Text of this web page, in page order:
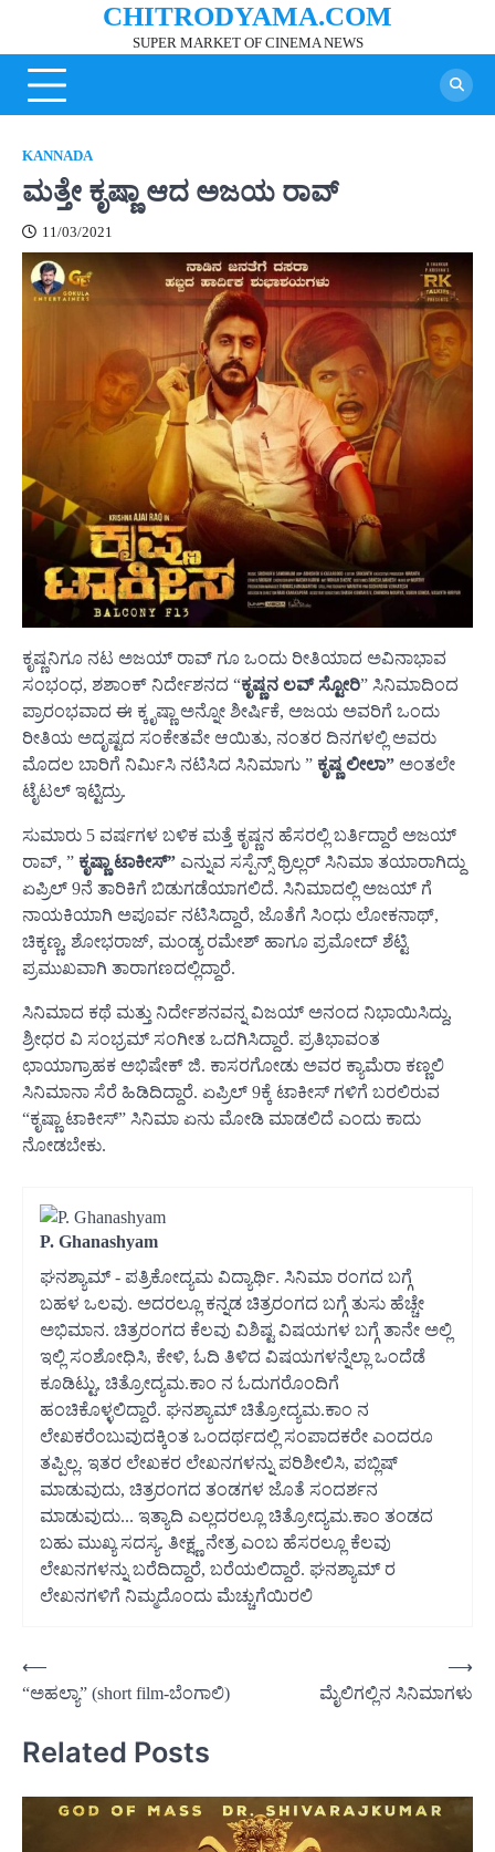
content
CHITRODYAMA.COM
SUPER MARKET OF CINEMA NEWS
KANNADA
ಮತ್ತೇ ಕೃಷ್ಣಾ ಆದ ಅಜಯ ರಾವ್
11/03/2021
ಕೃಷ್ಣನಿಗೂ ನಟ ಅಜಯ್ ರಾವ್ ಗೂ ಒಂದು ರೀತಿಯಾದ ಅವಿನಾಭಾವ
ಸಂಭಂಧ, ಶಶಾಂಕ್ ನಿರ್ದೇಶನದ “ಕೃಷ್ಣನ ಲವ್ ಸ್ಟೋರಿ” ಸಿನಿಮಾದಿಂದ
ಪ್ರಾರಂಭವಾದ ಈ ಕ್ಕೃಷ್ಣಾ ಅನ್ನೋ ಶೀರ್ಷಿಕೆ, ಅಜಯ ಅವರಿಗೆ ಒಂದು
ರೀತಿಯ ಅದೃಷ್ಟದ ಸಂಕೇತವೇ ಆಯಿತು, ನಂತರ ದಿನಗಳಲ್ಲಿ ಅವರು
ಮೊದಲ ಬಾರಿಗೆ ನಿರ್ಮಿಸಿ ನಟಿಸಿದ ಸಿನಿಮಾಗು ” ಕೃಷ್ಣ ಲೀಲಾ” ಅಂತಲೇ
ಟೈಟಲ್ ಇಟ್ಟಿದ್ರು.
ಸುಮಾರು 5 ವರ್ಷಗಳ ಬಳಿಕ ಮತ್ತೆ ಕೃಷ್ಣನ ಹೆಸರಲ್ಲಿ ಬರ್ತಿದ್ದಾರೆ ಅಜಯ್
ರಾವ್, ” ಕೃಷ್ಣಾ ಟಾಕೀಸ್” ಎನ್ನುವ ಸಸ್ಪೆನ್ಸ್ ಥ್ರಿಲ್ಲರ್ ಸಿನಿಮಾ ತಯಾರಾಗಿದ್ದು
ಏಪ್ರಿಲ್ 9ನೆ ತಾರಿಕಿಗೆ ಬಿಡುಗಡೆಯಾಗಲಿದೆ. ಸಿನಿಮಾದಲ್ಲಿ ಅಜಯ್ ಗೆ
ನಾಯಕಿಯಾಗಿ ಅಪೂರ್ವ ನಟಿಸಿದ್ದಾರೆ, ಜೊತೆಗೆ ಸಿಂಧು ಲೋಕನಾಥ್,
ಚಿಕ್ಕಣ್ಣ, ಶೋಭರಾಜ್, ಮಂಡ್ಯ ರಮೇಶ್ ಹಾಗೂ ಪ್ರಮೋದ್ ಶೆಟ್ಟಿ
ಪ್ರಮುಖವಾಗಿ ತಾರಾಗಣದಲ್ಲಿದ್ದಾರೆ.
ಸಿನಿಮಾದ ಕಥೆ ಮತ್ತು ನಿರ್ದೇಶನವನ್ನ ವಿಜಯ್ ಅನಂದ ನಿಭಾಯಿಸಿದ್ದು,
ಶ್ರೀಧರ ವಿ ಸಂಭ್ರಮ್ ಸಂಗೀತ ಒದಗಿಸಿದ್ದಾರೆ. ಪ್ರತಿಭಾವಂತ
ಛಾಯಾಗ್ರಾಹಕ ಅಭಿಷೇಕ್ ಜಿ. ಕಾಸರಗೋಡು ಅವರ ಕ್ಯಾಮೆರಾ ಕಣ್ಣಲಿ
ಸಿನಿಮಾನಾ ಸೆರೆ ಹಿಡಿದಿದ್ದಾರೆ. ಏಪ್ರಿಲ್ 9ಕ್ಕೆ ಟಾಕೀಸ್ ಗಳಿಗೆ ಬರಲಿರುವ
“ಕೃಷ್ಣಾ ಟಾಕೀಸ್” ಸಿನಿಮಾ ಏನು ಮೋಡಿ ಮಾಡಲಿದೆ ಎಂದು ಕಾದು
ನೋಡಬೇಕು.
P. Ghanashyam
ಘನಶ್ಯಾಮ್ - ಪತ್ರಿಕೋದ್ಯಮ ವಿದ್ಯಾರ್ಥಿ. ಸಿನಿಮಾ ರಂಗದ ಬಗ್ಗೆ
ಬಹಳ ಒಲವು. ಅದರಲ್ಲೂ ಕನ್ನಡ ಚಿತ್ರರಂಗದ ಬಗ್ಗೆ ತುಸು ಹೆಚ್ಚೇ
ಅಭಿಮಾನ. ಚಿತ್ರರಂಗದ ಕೆಲವು ವಿಶಿಷ್ಟ ವಿಷಯಗಳ ಬಗ್ಗೆ ತಾನೇ ಅಲ್ಲಿ
ಇಲ್ಲಿ ಸಂಶೋಧಿಸಿ, ಕೇಳಿ, ಓದಿ ತಿಳಿದ ವಿಷಯಗಳನ್ನೆಲ್ಲಾ ಒಂದೆಡೆ
ಕೂಡಿಟ್ಟು, ಚಿತ್ರೋದ್ಯಮ.ಕಾಂ ನ ಓದುಗರೊಂದಿಗೆ
ಹಂಚಿಕೊಳ್ಳಲಿದ್ದಾರೆ. ಘನಶ್ಯಾಮ್ ಚಿತ್ರೋದ್ಯಮ.ಕಾಂ ನ
ಲೇಖಕರೆಂಬುವುದಕ್ಕಿಂತ ಒಂದರ್ಥದಲ್ಲಿ ಸಂಪಾದಕರೇ ಎಂದರೂ
ತಪ್ಪಿಲ್ಲ. ಇತರ ಲೇಖಕರ ಲೇಖನಗಳನ್ನು ಪರಿಶೀಲಿಸಿ, ಪಬ್ಲಿಷ್
ಮಾಡುವುದು, ಚಿತ್ರರಂಗದ ತಂಡಗಳ ಜೊತೆ ಸಂದರ್ಶನ
ಮಾಡುವುದು... ಇತ್ಯಾದಿ ಎಲ್ಲದರಲ್ಲೂ ಚಿತ್ರೋದ್ಯಮ.ಕಾಂ ತಂಡದ
ಬಹು ಮುಖ್ಯ ಸದಸ್ಯ. ತೀಕ್ಷ್ಣ ನೇತ್ರ ಎಂಬ ಹೆಸರಲ್ಲೂ ಕೆಲವು
ಲೇಖನಗಳನ್ನು ಬರೆದಿದ್ದಾರೆ, ಬರೆಯಲಿದ್ದಾರೆ. ಘನಶ್ಯಾಮ್ ರ
ಲೇಖನಗಳಿಗೆ ನಿಮ್ಮದೊಂದು ಮೆಚ್ಚುಗೆಯಿರಲಿ
Post
navigation
⟵
“ಅಹಲ್ಯಾ” (short film-ಬೆಂಗಾಲಿ)
ಮೈಲಿಗಲ್ಲಿನ ಸಿನಿಮಾಗಳು
⟶
Related Posts